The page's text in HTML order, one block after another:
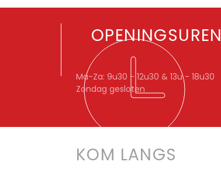
OPENINGSUREN
Ma-Za: 9u30 - 12u30 & 13u - 18u30
Zondag gesloten
KOM LANGS